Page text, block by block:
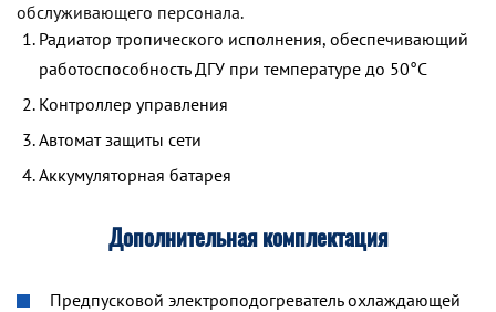
обслуживающего персонала.
Радиатор тропического исполнения, обеспечивающий
работоспособность ДГУ при температуре до 50°С
Контроллер управления
Автомат защиты сети
Аккумуляторная батарея
Дополнительная комплектация
Предпусковой электроподогреватель охлаждающей